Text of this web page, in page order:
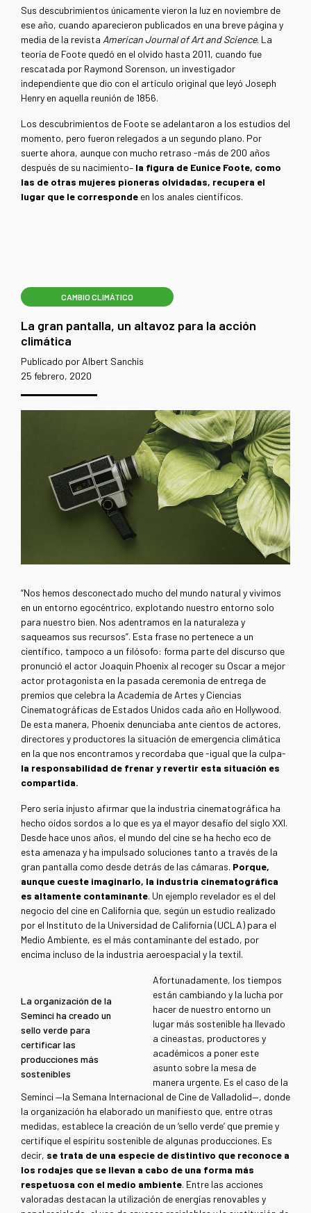
Sus descubrimientos únicamente vieron la luz en noviembre de
ese año, cuando aparecieron publicados en una breve página y
media de la revista American Journal of Art and Science. La
teoría de Foote quedó en el olvido hasta 2011, cuando fue
rescatada por Raymond Sorenson, un investigador
independiente que dio con el artículo original que leyó Joseph
Henry en aquella reunión de 1856.
Los descubrimientos de Foote se adelantaron a los estudios del
momento, pero fueron relegados a un segundo plano. Por
suerte ahora, aunque con mucho retraso -más de 200 años
después de su nacimiento– la figura de Eunice Foote, como
las de otras mujeres pioneras olvidadas, recupera el
lugar que le corresponde en los anales científicos.
CAMBIO CLIMÁTICO
La gran pantalla, un altavoz para la acción
climática
Publicado por Albert Sanchis
25 febrero, 2020
“Nos hemos desconectado mucho del mundo natural y vivimos
en un entorno egocéntrico, explotando nuestro entorno solo
para nuestro bien. Nos adentramos en la naturaleza y
saqueamos sus recursos”. Esta frase no pertenece a un
científico, tampoco a un filósofo: forma parte del discurso que
pronunció el actor Joaquin Phoenix al recoger su Oscar a mejor
actor protagonista en la pasada ceremonia de entrega de
premios que celebra la Academia de Artes y Ciencias
Cinematográficas de Estados Unidos cada año en Hollywood.
De esta manera, Phoenix denunciaba ante cientos de actores,
directores y productores la situación de emergencia climática
en la que nos encontramos y recordaba que -igual que la culpa-
la responsabilidad de frenar y revertir esta situación es
compartida.
Pero sería injusto afirmar que la industria cinematográfica ha
hecho oídos sordos a lo que es ya el mayor desafío del siglo XXI.
Desde hace unos años, el mundo del cine se ha hecho eco de
esta amenaza y ha impulsado soluciones tanto a través de la
gran pantalla como desde detrás de las cámaras. Porque,
aunque cueste imaginarlo, la industria cinematográfica
es altamente contaminante. Un ejemplo revelador es el del
negocio del cine en California que, según un estudio realizado
por el Instituto de la Universidad de California (UCLA) para el
Medio Ambiente, es el más contaminante del estado, por
encima incluso de la industria aeroespacial y la textil.
La organización de la
Seminci ha creado un
sello verde para
certificar las
producciones más
sostenibles
Afortunadamente, los tiempos
están cambiando y la lucha por
hacer de nuestro entorno un
lugar más sostenible ha llevado
a cineastas, productores y
académicos a poner este
asunto sobre la mesa de
manera urgente. Es el caso de la
Seminci —la Semana Internacional de Cine de Valladolid—, donde
la organización ha elaborado un manifiesto que, entre otras
medidas, establece la creación de un ‘sello verde’ que premie y
certifique el espíritu sostenible de algunas producciones. Es
decir, se trata de una especie de distintivo que reconoce a
los rodajes que se llevan a cabo de una forma más
respetuosa con el medio ambiente. Entre las acciones
valoradas destacan la utilización de energías renovables y